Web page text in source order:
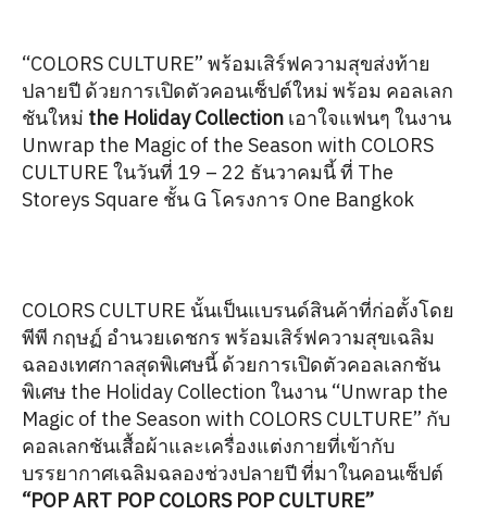
“COLORS CULTURE” พร้อมเสิร์ฟความสุขส่งท้าย
ปลายปี ด้วยการเปิดตัวคอนเซ็ปต์ใหม่ พร้อม คอลเลก
ชันใหม่ the Holiday Collection เอาใจแฟนๆ ในงาน
Unwrap the Magic of the Season with COLORS
CULTURE ในวันที่ 19 – 22 ธันวาคมนี้ ที่ The
Storeys Square ชั้น G โครงการ One Bangkok
COLORS CULTURE นั้นเป็นแบรนด์สินค้าที่ก่อตั้งโดย
พีพี กฤษฏ์ อำนวยเดชกร พร้อมเสิร์ฟความสุขเฉลิม
ฉลองเทศกาลสุดพิเศษนี้ ด้วยการเปิดตัวคอลเลกชัน
พิเศษ the Holiday Collection ในงาน “Unwrap the
Magic of the Season with COLORS CULTURE” กับ
คอลเลกชันเสื้อผ้าและเครื่องแต่งกายที่เข้ากับ
บรรยากาศเฉลิมฉลองช่วงปลายปี ที่มาในคอนเซ็ปต์
“POP ART POP COLORS POP CULTURE”